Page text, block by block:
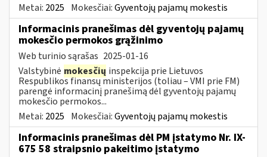
Metai: 2025 Mokesčiai:Gyventojų pajamų mokestis
Informacinis pranešimas dėl gyventojų pajamų
mokesčio permokos grąžinimo
Web turinio sąrašas 2025-01-16
Valstybinė mokesčių inspekcija prie Lietuvos
Respublikos finansų ministerijos (toliau – VMI prie FM)
parengė informacinį pranešimą dėl gyventojų pajamų
mokesčio permokos...
Metai: 2025 Mokesčiai:Gyventojų pajamų mokestis
Informacinis pranešimas dėl PM įstatymo Nr. IX-
675 58 straipsnio pakeitimo įstatymo